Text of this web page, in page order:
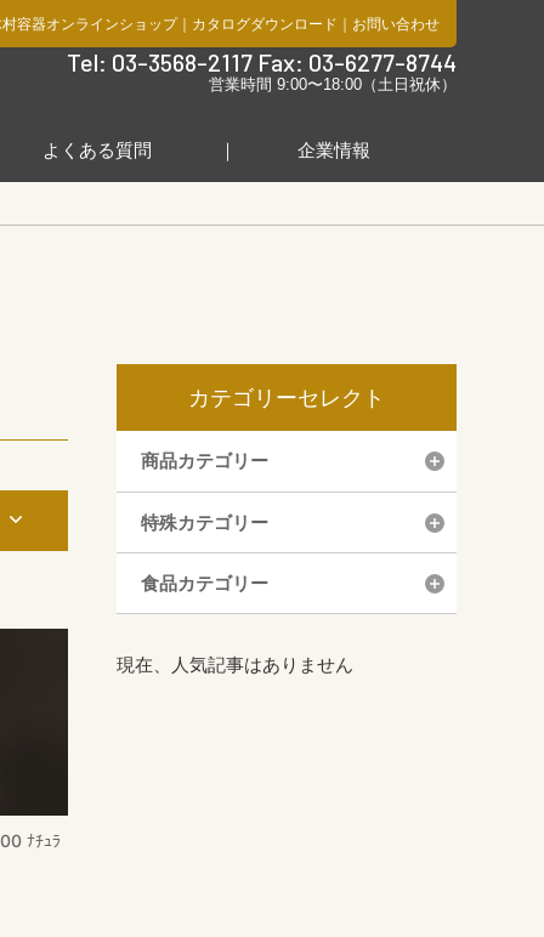
容器オンラインショップ｜ カタログダウンロード ｜ お問い合わせ
Tel: 03-3568-2117 Fax: 03-6277-8744
営業時間 9:00〜18:00（土日祝休）
よくある質問 企業情報
ﾅﾁｭﾗ
カテゴリーセレクト
商品カテゴリー
特殊カテゴリー
食品カテゴリー
現在、人気記事はありません